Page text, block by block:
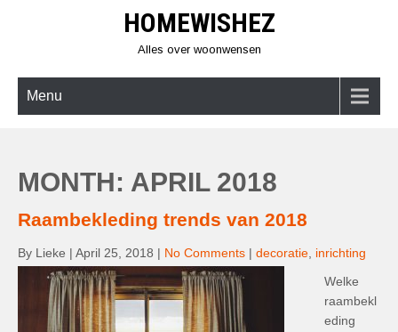
HOMEWISHEZ
Alles over woonwensen
Menu
MONTH: APRIL 2018
Raambekleding trends van 2018
By Lieke | April 25, 2018 | No Comments | decoratie inrichting
Welke
raambekl
eding